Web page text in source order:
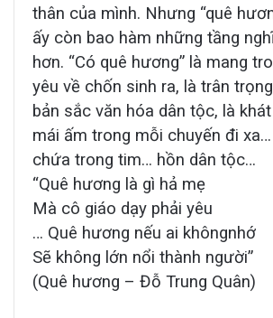
thân của mình. Nhưng “quê
ấy còn bao hàm những tầng
hơn. “Có quê hương” là mang
yêu về chốn sinh ra, là trân
bản sắc văn hóa dân tộc, là
mái ấm trong mỗi chuyến đi
chứa trong tim… hồn dân tộc…
“Quê hương là gì hả mẹ
Mà cô giáo dạy phải yêu
… Quê hương nếu ai khôngnhớ
Sẽ không lớn nổi thành người”
(Quê hương – Đỗ Trung Quân)